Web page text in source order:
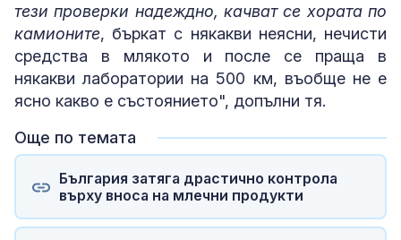
тези проверки надеждно, качват се хората по
камионите, бъркат с някакви неясни, нечисти
средства в млякото и после се праща в
някакви лаборатории на 500 км, въобще не е
ясно какво е състоянието", допълни тя.
Още по темата
България затяга драстично контрола
върху вноса на млечни продукти